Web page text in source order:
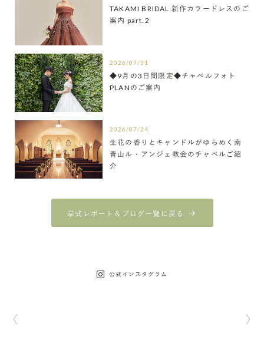
TAKAMI BRIDAL 新作カラードレスのご
案内 part.2
2026/07/31
◆9月の3日間限定◆チャペルフォト
PLANのご案内
2026/07/24
生花の香りとキャンドルがゆらめく南
青山ル・アンジェ教会のチャペルご紹
介
挙式レポート＆ブログ一覧に戻る
公式インスタグラム